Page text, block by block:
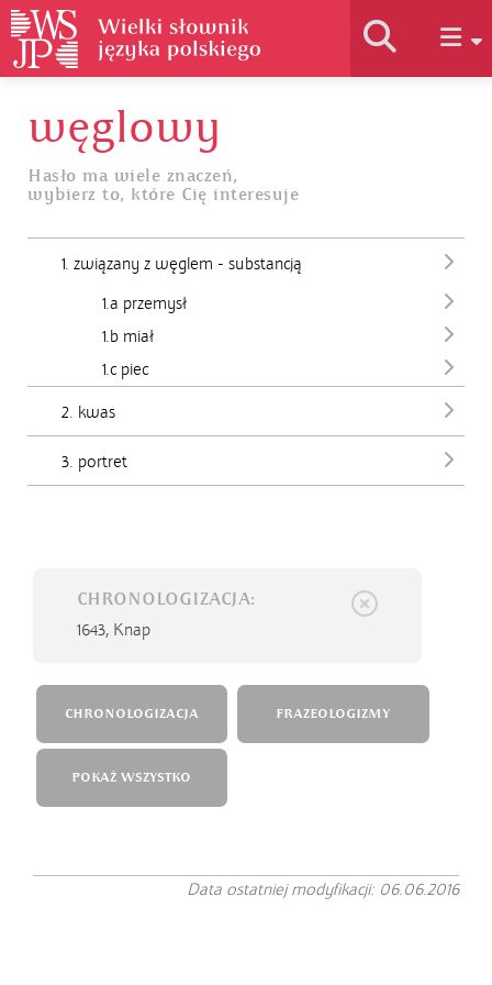
Historia słownika
Jak korzystać
Podstawy naukowe
węglowy
Hasło ma wiele znaczeń,
wybierz to, które Cię interesuje
1. związany z węglem - substancją
1.a przemysł
1.b miał
1.c piec
2. kwas
3. portret
CHRONOLOGIZACJA:
1643, Knap
CHRONOLOGIZACJA FRAZEOLOGIZMY
POKAŻ WSZYSTKO
Data ostatniej modyfikacji: 06.06.2016